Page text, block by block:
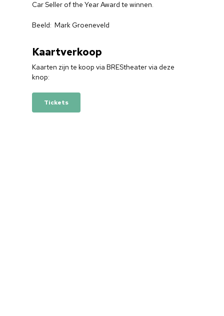
Car Seller of the Year Award te winnen.
Beeld: Mark Groeneveld
Kaartverkoop
Kaarten zijn te koop via BREStheater via deze
knop:
Tickets
Home
Cultuur op school